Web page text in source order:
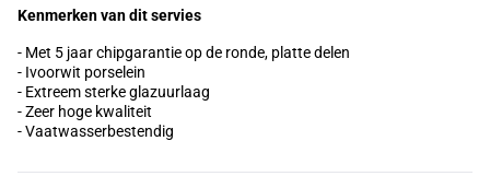
Kenmerken van dit servies
- Met 5 jaar chipgarantie op de ronde, platte delen
- Ivoorwit porselein
- Extreem sterke glazuurlaag
- Zeer hoge kwaliteit
- Vaatwasserbestendig